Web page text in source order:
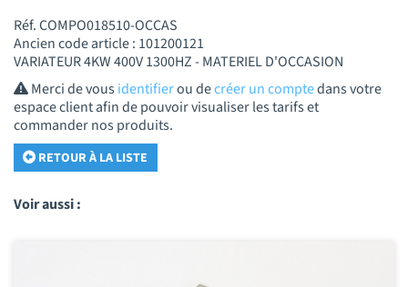
Réf. COMPO018510-OCCAS
Ancien code article : 101200121
VARIATEUR 4KW 400V 1300HZ - MATERIEL D'OCCASION
Merci de vousidentifierou decréer un comptedans votre
espace client afin de pouvoir visualiser les tarifs et
commander nos produits.
RETOUR À LA LISTE
Voir aussi :